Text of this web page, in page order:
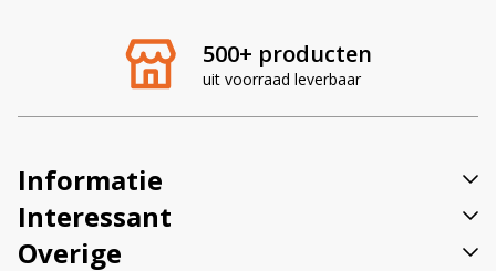
500+ producten
uit voorraad leverbaar
:
Informatie
Interessant
Overige